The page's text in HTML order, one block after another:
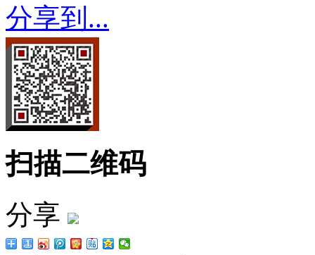
分享到...
扫描二维码
分享